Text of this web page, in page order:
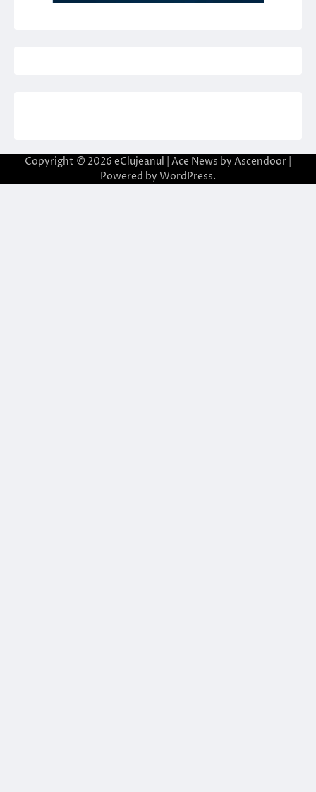
Copyright © 2026 eClujeanul | Ace News by Ascendoor
Powered by WordPress.